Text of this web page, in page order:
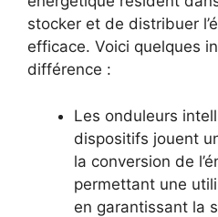
stocker et de distribuer
efficace. Voici quelques
différence :
Les onduleurs
dispositifs jouent
la conversion de
permettant une
en garantissant la